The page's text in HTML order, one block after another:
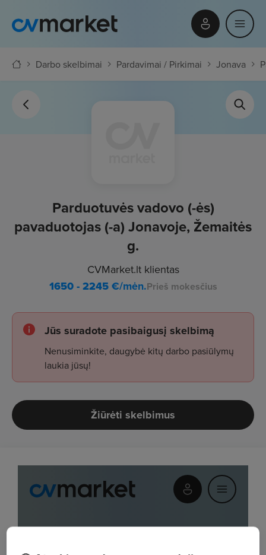
Darbo skelbimai Pardavimai / Pirkimai Jonava
Parduotuvės vadovo (-ės)
pavaduotojas (-a) Jonavoje, Žemaitės
g.
CVMarket.lt klientas
1650 - 2245€/mėn.Prieš mokesčius
Jūs suradote pasibaigusį skelbimą
Nenusiminkite, daugybė kitų darbo pasiūlymų
laukia jūsų!
Žiūrėti skelbimus